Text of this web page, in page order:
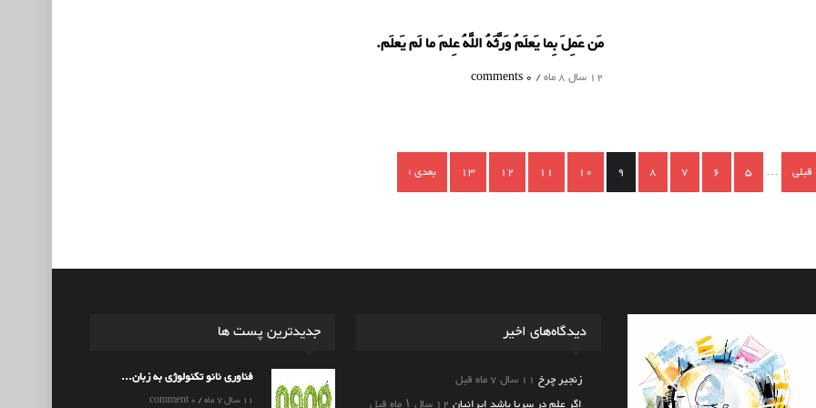
مَن عَمِلَ بِما يَعلَمُ وَرَّثَهُ اللَّهُ عِلمَ ما لَم يَعلَم.
12 سال 8 ماه / 0 comments
قبلی …
5
6
7
8
9
10
11
12
13
بعدی ›
جدیدترین پست ها
فناوری نانو تکنولوژی به زبان...
11 سال 7 ماه / 0 comment
دیدگاه‌های اخیر
زنجیر چرخ 11 سال 7 ماه قبل